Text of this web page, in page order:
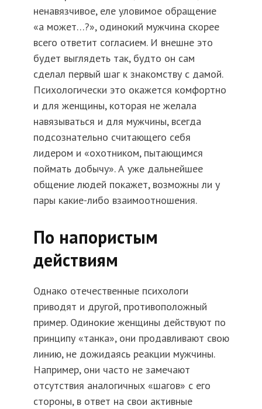
ненавязчивое, еле уловимое обращение
«а может…?», одинокий мужчина скорее
всего ответит согласием. И внешне это
будет выглядеть так, будто он сам
сделал первый шаг к знакомству с дамой.
Психологически это окажется комфортно
и для женщины, которая не желала
навязываться и для мужчины, всегда
подсознательно считающего себя
лидером и «охотником, пытающимся
поймать добычу». А уже дальнейшее
общение людей покажет, возможны ли у
пары какие-либо взаимоотношения.
По напористым
действиям
Однако отечественные психологи
приводят и другой, противоположный
пример. Одинокие женщины действуют по
принципу «танка», они продавливают свою
линию, не дожидаясь реакции мужчины.
Например, они часто не замечают
отсутствия аналогичных «шагов» с его
стороны, в ответ на свои активные